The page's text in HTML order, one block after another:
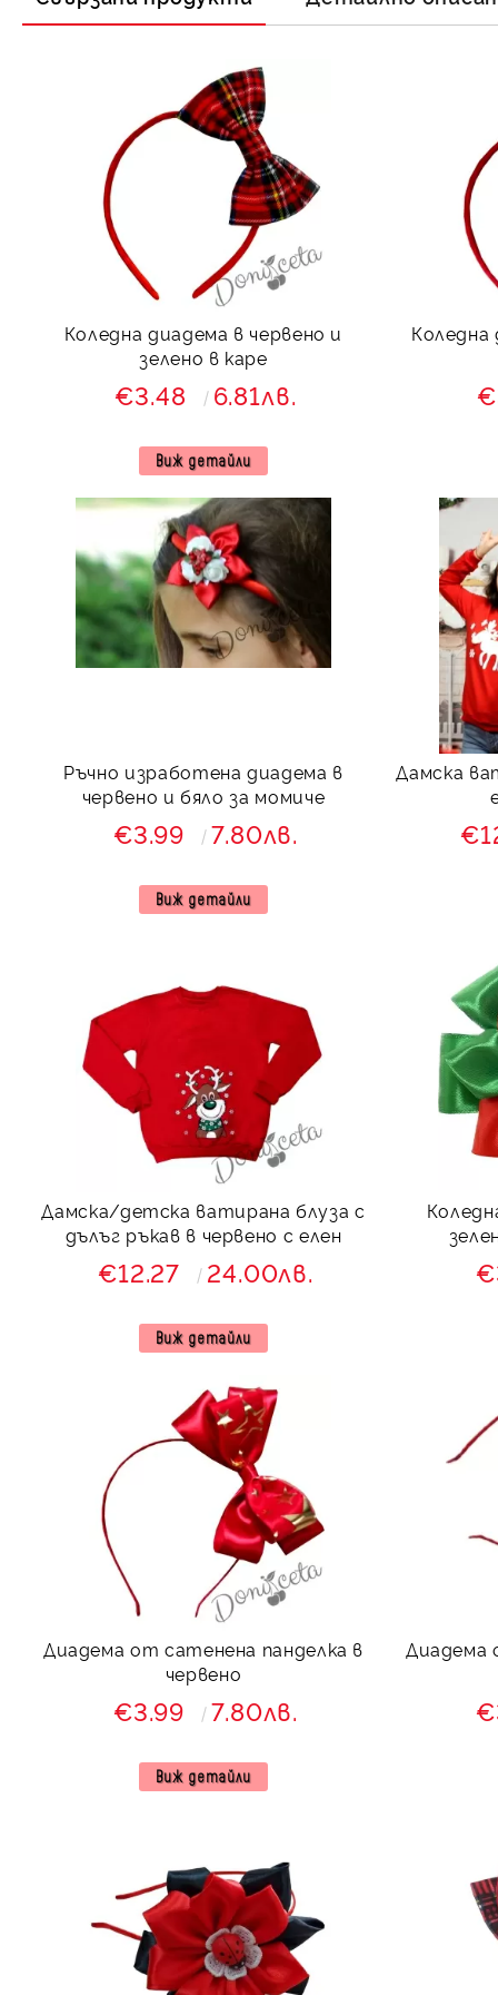
Коледна диадема в червено и
зелено в каре
€3.48 6.81лв.
Виж детайли
Коледна
Ръчно изработена диадема в
червено и бяло за момиче
€3.99 7.80лв.
Виж детайли
Дамска
Дамска/детска ватирана блуза с
дълъг ръкав в червено с елен
€12.27 24.00лв.
Виж детайли
Диадема от сатенена панделка в
червено
€3.99 7.80лв.
Виж детайли
Диадема